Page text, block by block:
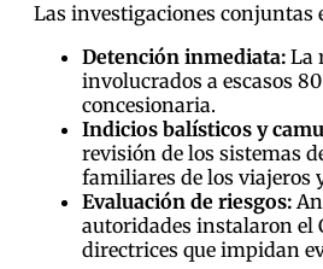
Las investigaciones conjuntas
Detención inmediata: La
involucrados a escasos
concesionaria.
Indicios balísticos y
revisión de los sistemas
familiares de los viajeros
Evaluación de riesgos:
autoridades instalaron el
directrices que impidan